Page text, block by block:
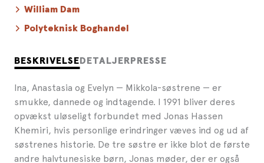
BESKRIVELSE DETALJER PRESSE
Ina, Anastasia og Evelyn — Mikkola-søstrene — er
smukke, dannede og indtagende. I 1991 bliver deres
opvækst uløseligt forbundet med Jonas Hassen
Khemiri, hvis personlige erindringer væves ind og ud af
søstrenes historie. De tre søstre er ikke blot de første
andre halvtunesiske børn, Jonas møder, der er også
William Dam
Polyteknisk Boghandel